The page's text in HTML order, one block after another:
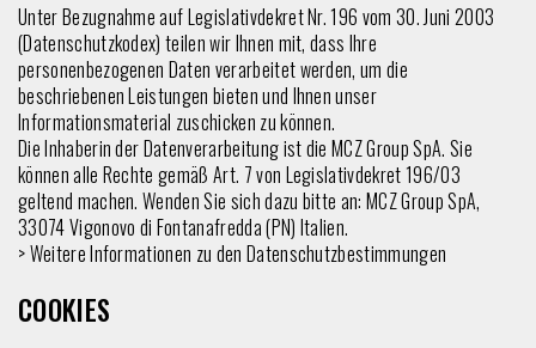
Unter Bezugnahme auf Legislativdekret Nr. 196 vom 30. Juni 2003
(Datenschutzkodex) teilen wir Ihnen mit, dass Ihre
personenbezogenen Daten verarbeitet werden, um die
beschriebenen Leistungen bieten und Ihnen unser
Informationsmaterial zuschicken zu können.
Die Inhaberin der Datenverarbeitung ist die MCZ Group SpA. Sie
können alle Rechte gemäß Art. 7 von Legislativdekret 196/03
geltend machen. Wenden Sie sich dazu bitte an: MCZ Group SpA,
33074 Vigonovo di Fontanafredda (PN) Italien.
> Weitere Informationen zu den Datenschutzbestimmungen
COOKIES